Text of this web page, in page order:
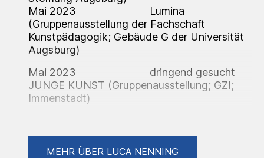
Mai 2023 Lumina
(Gruppenausstellung der Fachschaft
Kunstpädagogik; Gebäude G der Universität
Augsburg)
Mai 2023 dringend gesucht
JUNGE KUNST (Gruppenausstellung; GZI;
Immenstadt)
(Gruppenausstellung; Pangäa Kollektiv;
Augsburg)
MEHR ÜBER LUCA NENNING